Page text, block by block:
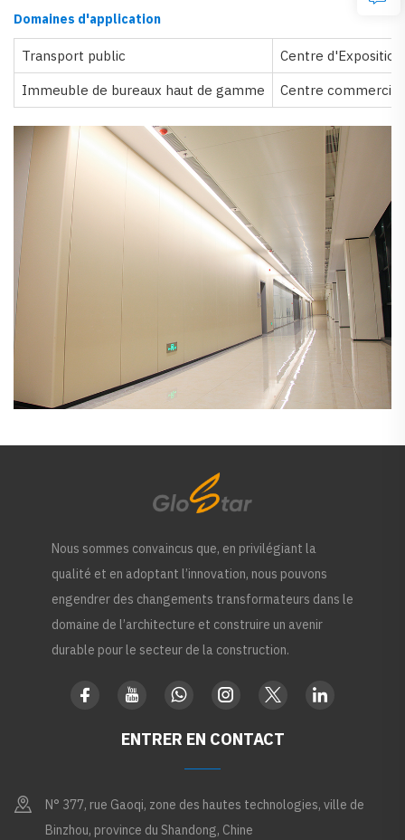
Domaines d'application
Transport public
Centre d'Exposition
Immeuble de bureaux haut de gamme
Centre commercial
Nous sommes convaincus que, en privilégiant la
qualité et en adoptant l’innovation, nous pouvons
engendrer des changements transformateurs dans le
domaine de l’architecture et construire un avenir
durable pour le secteur de la construction.
ENTRER EN CONTACT
N° 377, rue Gaoqi, zone des hautes technologies, ville de
Binzhou, province du Shandong, Chine